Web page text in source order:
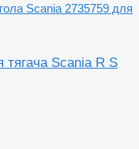
Scania 2735759 для
тягача Scania R S